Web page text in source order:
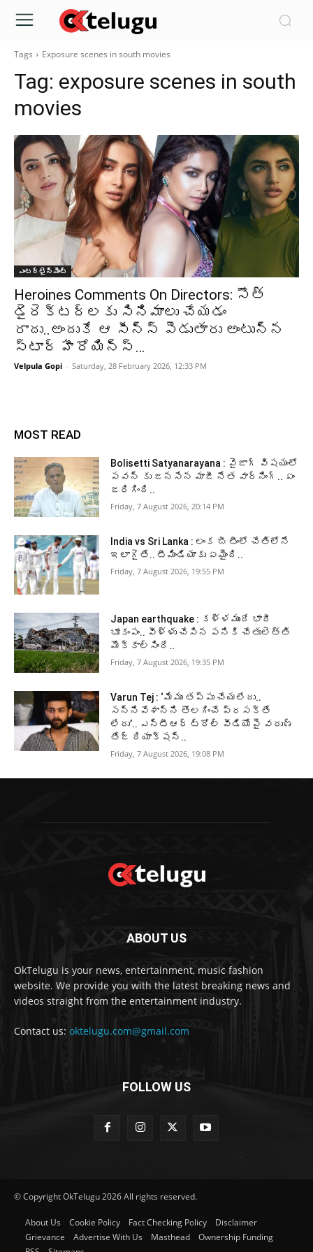
Tags Exposure scenes in south movies
Tag: exposure scenes in south
movies
ఎంటర్టైన్మెంట్
Heroines Comments On Directors: సౌత్
డైరెక్టర్లకు సినిమాలు చేయడం
రాదు..అందుకే ఆ సీన్స్ పెడుతారు అంటున్న
స్టార్ హీరోయిన్స్…
Velpula Gopi - Saturday, 28 February 2026, 12:33 PM
MOST READ
Bolisetti Satyanarayana : వైజాగ్ విషయంలో
పవన్ కు జనసేన మాజీ నేత వార్నింగ్.. ఏం
జరిగింది..
Friday, 7 August 2026, 20:14 PM
India vs Sri Lanka : లంక బీ టీంలో చేతిలోనే
ఇలాగైతే.. టీమిండియాకు ఏమైంది..
Friday, 7 August 2026, 19:55 PM
Japan earthquake : కళ్ళముందే భారీ
భూకంపం.. వీళ్ళు చేసిన పనికి చేతులెత్తి
మొక్కాల్సిందే..
Friday, 7 August 2026, 19:35 PM
Varun Tej : ‘మేము తప్పు చేయలేదు..
సన్నివేశాన్ని తొలగించే ప్రసక్తే
లేదు’.. ఎన్టీఆర్ ట్రోల్ వీడియోపై వరుణ్
తేజ్ రియాక్షన్..
Friday, 7 August 2026, 19:08 PM
ABOUT US
OkTelugu is your news, entertainment, music fashion
website. We provide you with the latest breaking news and
videos straight from the entertainment industry.
Contact us: oktelugu.com@gmail.com
FOLLOW US
© Copyright OkTelugu 2026 All rights reserved.
About Us Cookie Policy Fact Checking Policy
Disclaimer
Grievance
Advertise With Us Masthead
Ownership Funding